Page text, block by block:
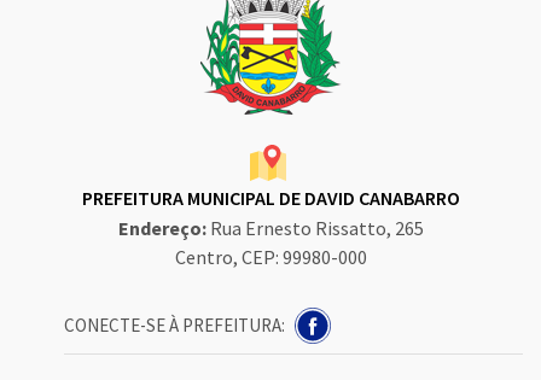
PREFEITURA MUNICIPAL DE DAVID CANABARRO
Endereço: Rua Ernesto Rissatto, 265
Centro, CEP: 99980-000
CONECTE-SE À PREFEITURA: